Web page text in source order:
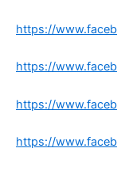
https://
https://
https://
https://